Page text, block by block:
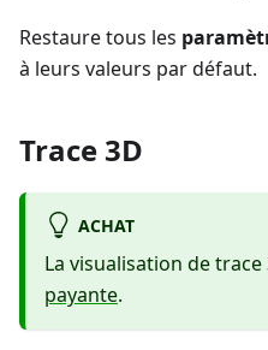
Restaure tous les
à leurs valeurs par défaut.
Trace 3D
ACHAT
La visualisation de trace
payante.